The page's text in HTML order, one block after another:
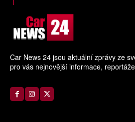
Car News 24 jsou aktuální zprávy ze
pro vás nejnovější informace,